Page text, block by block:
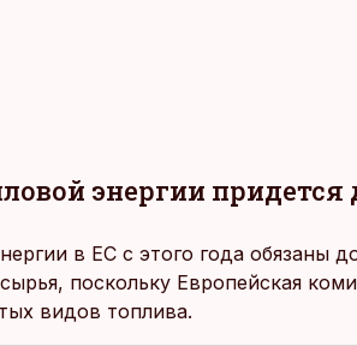
энергии придется
в ЕС с этого года обязаны
поскольку Европейская
видов топлива.